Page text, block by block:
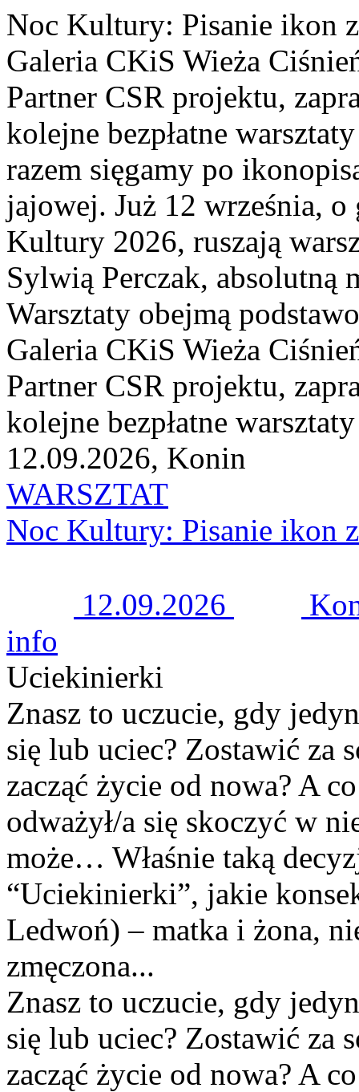
Noc Kultury: Pisanie ikon
Galeria CKiS Wieża
Partner CSR projektu,
kolejne bezpłatne
razem sięgamy po
jajowej. Już 12 września,
Kultury 2026, ruszają
Sylwią Perczak,
Warsztaty obejmą
Galeria CKiS Wieża
Partner CSR projektu,
kolejne bezpłatne
12.09.2026, Konin
WARSZTAT
Noc Kultury: Pisanie ikon
12.09.2026
info
Uciekinierki
Znasz to uczucie, gdy
się lub uciec? Zostawić za
zacząć życie od nowa? A
odważył/a się skoczyć w
może… Właśnie taką
“Uciekinierki”, jakie
Ledwoń) – matka i żona,
zmęczona...
Znasz to uczucie, gdy
się lub uciec? Zostawić za
zacząć życie od nowa? A